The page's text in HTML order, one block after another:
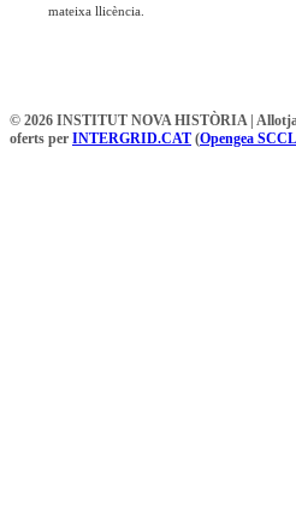
mateixa llicència.
© 2026 INSTITUT NOVA HISTÒRIA |
oferts per INTERGRID.CAT (Opengea SCCL